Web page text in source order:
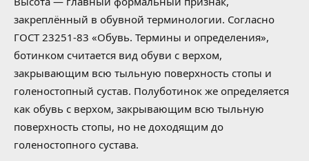
закреплённый в обувной терминологии. Согласно
ГОСТ 23251-83 «Обувь. Термины и определения»,
ботинком считается вид обуви с верхом,
закрывающим всю тыльную поверхность стопы и
голеностопный сустав. Полуботинок же определяется
как обувь с верхом, закрывающим всю тыльную
поверхность стопы, но не доходящим до
голеностопного сустава.